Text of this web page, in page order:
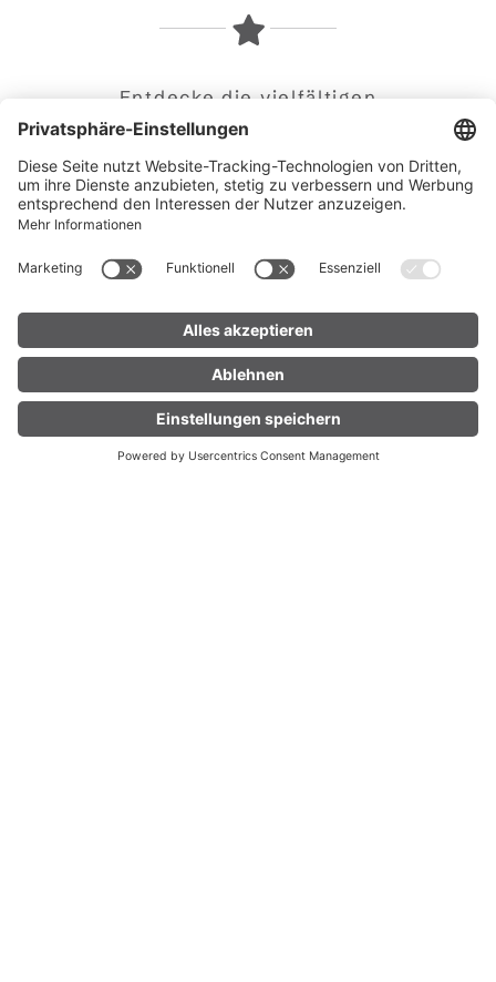
UNTERKUNFT
FINDEN
LIVE
Entdecke die vielfältigen
Veranstaltungen in Brand